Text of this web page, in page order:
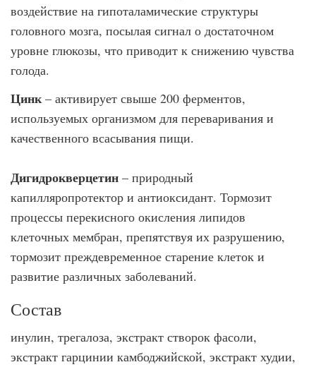
воздействие на гипоталамические структуры
головного мозга, посылая сигнал о достаточном
уровне глюкозы, что приводит к снижению чувства
голода.
Цинк– активирует свыше 200 ферментов,
используемых организмом для переваривания и
качественного всасывания пищи.
Дигидрокверцетин – природный
капилляропротектор и антиоксидант. Тормозит
процессы перекисного окисления липидов
клеточных мембран, препятствуя их разрушению,
тормозит преждевременное старение клеток и
развитие различных заболеваний.
Состав
инулин, трегалоза, экстракт створок фасоли,
экстракт гарцинии камбоджийской, экстракт худии,